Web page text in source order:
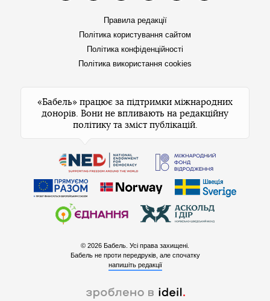
Правила редакції
Політика користування сайтом
Політика конфіденційності
Політика використання cookies
«Бабель» працює за підтримки міжнародних
донорів. Вони не впливають на редакційну
політику та зміст публікацій.
© 2026 Бабель. Усі права захищені.
Бабель не проти передруків, але спочатку
напишіть редакції